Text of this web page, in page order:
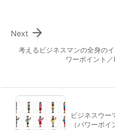
考えるビジネスマンの全身の
ワーポイント／

Next
ビジネスウー
（パワーポイ